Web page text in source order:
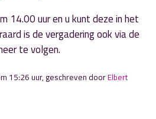
14.00 uur en u kunt deze in het
is de vergadering ook via de
te volgen.
15:26 uur, geschreven doorElbert